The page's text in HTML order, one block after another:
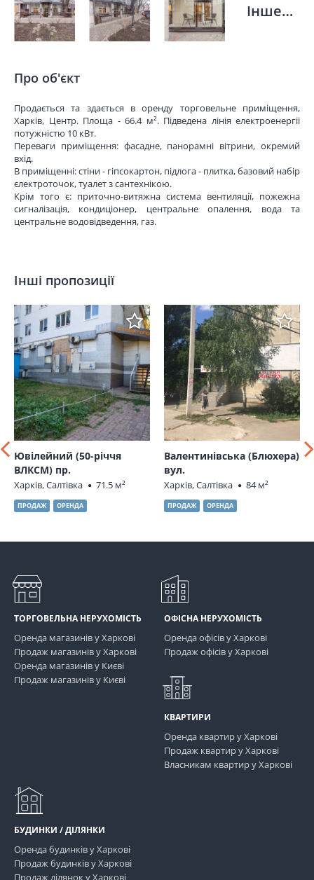
Інше…
Про об'єкт
Продається та здається в оренду торговельне приміщення,
Харків, Центр. Площа - 66.4 м². Підведена лінія електроенергії
потужністю 10 кВт.
Переваги приміщення: фасадне, панорамні вітрини, окремий
вхід.
В приміщенні: стіни - гіпсокартон, підлога - плитка, базовий набір
єлектроточок, туалет з сантехнікою.
Крім того є: приточно-витяжна система вентиляції, пожежна
сигналізація, кондиціонер, центральне опалення, вода та
центральне водовідведення, газ.
Інші пропозиції
Ювілейний (50-річчя
ВЛКСМ) пр.
Харків, Салтівка 71.5 м²
ПРОДАЖ ОРЕНДА
Валентинівська (Блюхера)
вул.
Харків, Салтівка 84 м²
ПРОДАЖ ОРЕНДА
ТОРГОВЕЛЬНА НЕРУХОМІСТЬ
Оренда магазинів у Харкові
Продаж магазинів у Харкові
Оренда магазинів у Києві
Продаж магазинів у Києві
ОФІСНА НЕРУХОМІСТЬ
Оренда офісів у Харкові
Продаж офісів у Харкові
КВАРТИРИ
Оренда квартир у Харкові
Продаж квартир у Харкові
Власникам квартир у Харкові
БУДИНКИ / ДІЛЯНКИ
Оренда будинків у Харкові
Продаж будинків у Харкові
Продаж ділянок у Харкові